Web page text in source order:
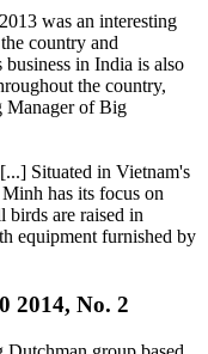
was an interesting
country and
in India is also
the country,
Manager of Big
[...] Situated in Vietnam's
has its focus on
birds are raised in
equipment furnished by
2014, No. 2